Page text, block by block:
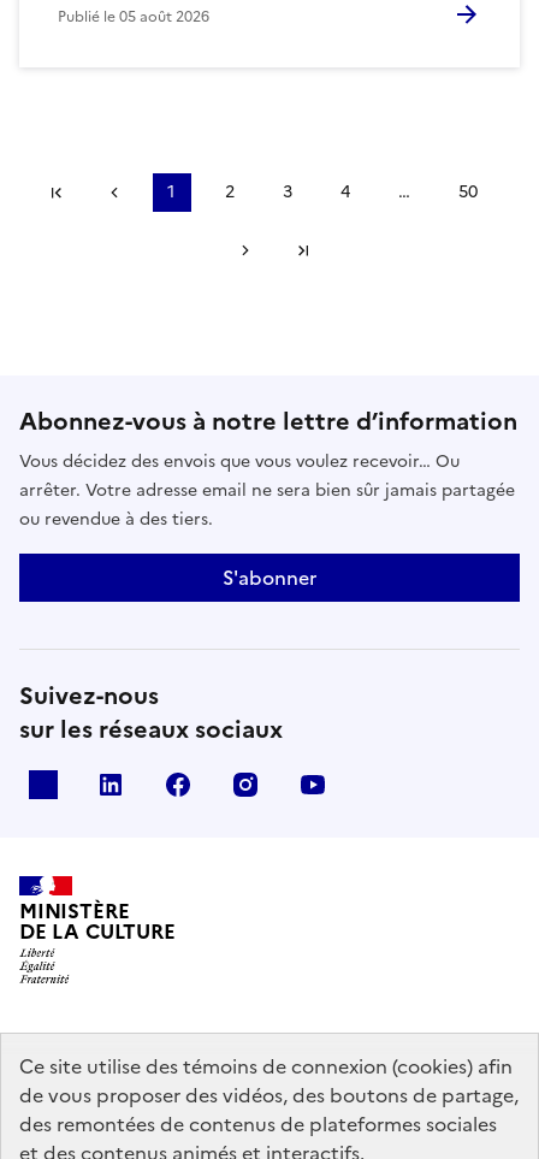
Ce site utilise des témoins de connexion (cookies) afin
de vous proposer des vidéos, des boutons de partage,
des remontées de contenus de plateformes sociales
et des contenus animés et interactifs.
Publié le05 août 2026
Première page
Précédent
1 2 3 4 … 50
Suivant
Abonnez-vous à notre lettre d’information
Vous décidez des envois que vous voulez recevoir… Ou
arrêter. Votre adresse email ne sera bien sûr jamais partagée
ou revendue à des tiers.
S'abonner
Suivez-nous
sur les réseaux sociaux
linkedin facebook instagram
MINISTÈRE
DE LA CULTURE
data.gouv.fr legifrance.gouv.fr
info.gouv.fr
service-public.gouv.fr